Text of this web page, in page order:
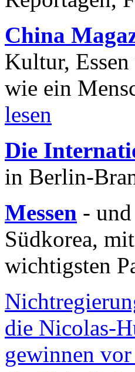
China
Kultur,
wie ein
lesen
Die
in Berlin-
Messen -
Südkorea,
wichtigsten
die Nicolas-
gewinnen